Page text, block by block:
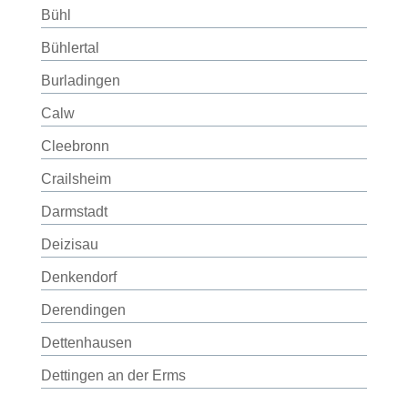
Bühl
Bühlertal
Burladingen
Calw
Cleebronn
Crailsheim
Darmstadt
Deizisau
Denkendorf
Derendingen
Dettenhausen
Dettingen an der Erms